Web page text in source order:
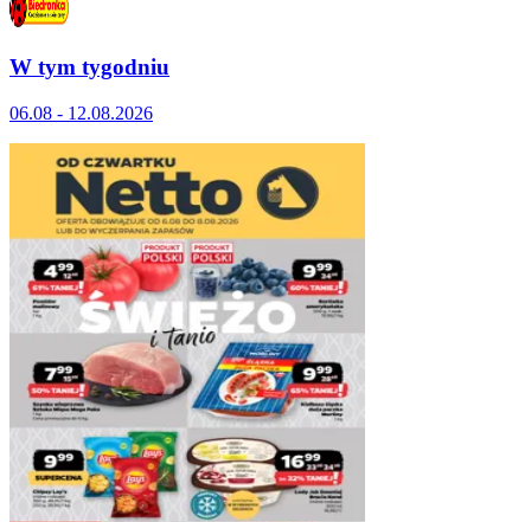
W tym tygodniu
06.08 - 12.08.2026